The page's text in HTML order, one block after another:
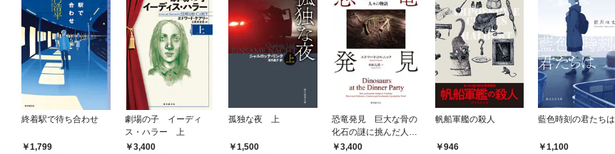
終着駅で待ち合わせ
1,799
劇場の子 イーディ
ス・ハラー 上
3,400
孤独な夜 上
1,500
恐竜発見 巨大な骨の
化石の謎に挑んだ人々
の物語
3,400
帆船軍艦の殺人
946
藍色時刻の君たちは
1,100